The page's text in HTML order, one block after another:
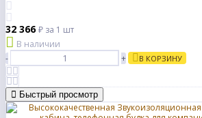
32 366₽ за 1 шт
В наличии
-
+ В КОРЗИНУ
Быстрый просмотр